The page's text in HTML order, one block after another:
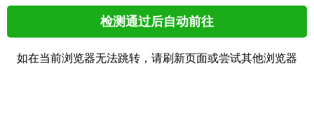
检测通过后自动前往
如在当前浏览器无法跳转，请刷新页面或尝试其他浏览器